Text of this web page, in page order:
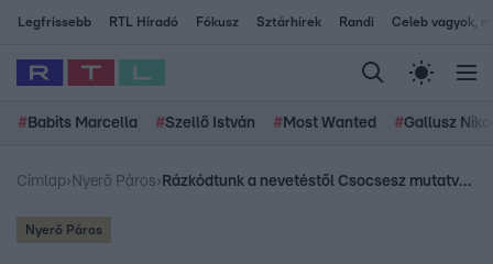
Legfrissebb RTL Híradó Fókusz Sztárhírek Randi Celeb vagyok,
# Babits Marcella #Szellő István # Most Wanted #Gallusz
Címlap› Nyerő Páros› Rázkódtunk a nevetéstől Csocsesz mutatványától
Nyerő Páros